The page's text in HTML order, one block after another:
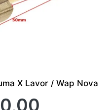
X Lavor / Wap Nova